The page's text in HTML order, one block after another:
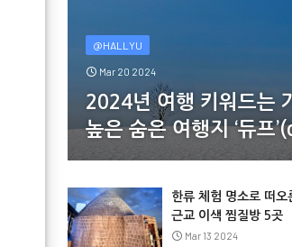
@HALLYU
Mar 20 2024
2024년 여행 키워드는
높은 숨은 여행지 ‘듀프
한류 체험 명소로 떠오
근교 이색 찜질방 5곳
Mar 13 2024